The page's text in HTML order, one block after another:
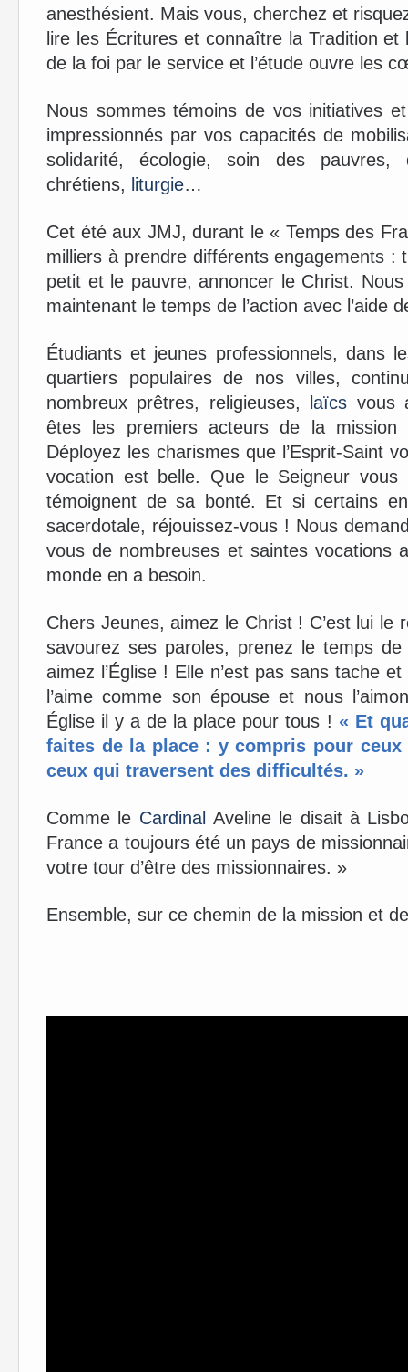
anesthésient. Mais vous, cherchez et
lire les Écritures et connaître la Tradition
de la foi par le service et l’étude ouvre les
Nous sommes témoins de vos initiatives
impressionnés par vos capacités de
solidarité, écologie, soin des
chrétiens, liturgie…
Cet été aux JMJ, durant le « Temps des
milliers à prendre différents engagements :
petit et le pauvre, annoncer le Christ.
maintenant le temps de l’action avec l’aide
Étudiants et jeunes professionnels, dans
quartiers populaires de nos villes,
nombreux prêtres, religieuses,
laïcs vous
êtes les premiers acteurs de la mission
Déployez les charismes que l’Esprit-Saint
vocation est belle. Que le Seigneur
témoignent de sa bonté. Et si certains
sacerdotale, réjouissez-vous ! Nous
vous de nombreuses et saintes vocations
monde en a besoin.
Chers Jeunes, aimez le Christ ! C’est lui
savourez ses paroles, prenez le temps
aimez l’Église ! Elle n’est pas sans tache
l’aime comme son épouse et nous
Église il y a de la place pour tous ! « Et
faites de la place : y compris pour
ceux qui traversent des difficultés. »
Comme le Cardinal Aveline le disait à
France a toujours été un pays de
votre tour d’être des missionnaires. »
Ensemble, sur ce chemin de la mission et